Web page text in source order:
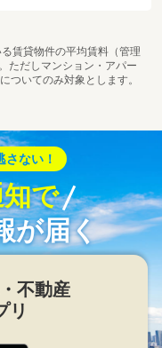
賃貸物件の平均賃料（管理
ただしマンション・アパー
ついてのみ対象とします。
さない！
で
が届く
不動産
リ